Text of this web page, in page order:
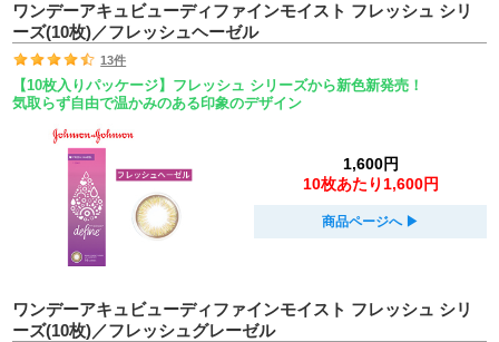
ワンデーアキュビューディファインモイスト フレッシュ シリ
ーズ(10枚)／フレッシュヘーゼル
13件
【10枚入りパッケージ】フレッシュ シリーズから新色新発売！
気取らず自由で温かみのある印象のデザイン
1,600円
10枚あたり1,600円
商品ページへ ▶︎
ワンデーアキュビューディファインモイスト フレッシュ シリ
ーズ(10枚)／フレッシュグレーゼル